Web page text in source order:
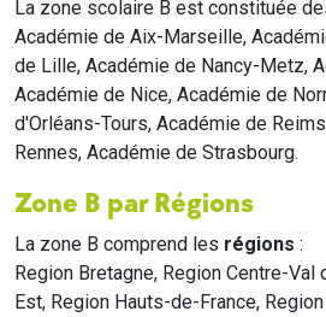
La zone scolaire B est constituée
Académie de Aix-Marseille,
de Lille, Académie de Nancy-Metz,
Académie de Nice, Académie de
d'Orléans-Tours, Académie de
Rennes, Académie de Strasbourg.
Zone B par Régions
La zone B comprend les régions :
Region Bretagne, Region Centre-Val
Est, Region Hauts-de-France,